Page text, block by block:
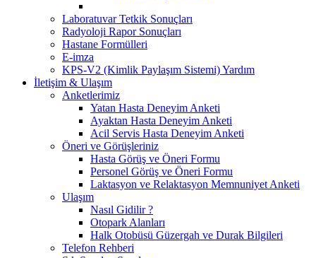
Laboratuvar Tetkik Sonuçları
Radyoloji Rapor Sonuçları
Hastane Formülleri
E-imza
KPS-V2 (Kimlik Paylaşım Sistemi) Yardım
İletişim & Ulaşım
Anketlerimiz
Yatan Hasta Deneyim Anketi
Ayaktan Hasta Deneyim Anketi
Acil Servis Hasta Deneyim Anketi
Öneri ve Görüşleriniz
Hasta Görüş ve Öneri Formu
Personel Görüş ve Öneri Formu
Laktasyon ve Relaktasyon Memnuniyet Anketi
Ulaşım
Nasıl Gidilir ?
Otopark Alanları
Halk Otobüsü Güzergah ve Durak Bilgileri
Telefon Rehberi